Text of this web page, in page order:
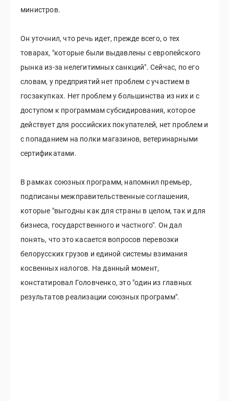
министров.
Он уточнил, что речь идет, прежде всего, о тех
товарах, "которые были выдавлены с европейского
рынка из-за нелегитимных санкций". Сейчас, по его
словам, у предприятий нет проблем с участием в
госзакупках. Нет проблем у большинства из них и с
доступом к программам субсидирования, которое
действует для российских покупателей, нет проблем и
с попаданием на полки магазинов, ветеринарными
сертификатами.
В рамках союзных программ, напомнил премьер,
подписаны межправительственные соглашения,
которые "выгодны как для страны в целом, так и для
бизнеса, государственного и частного". Он дал
понять, что это касается вопросов перевозки
белорусских грузов и единой системы взимания
косвенных налогов. На данный момент,
констатировал Головченко, это "один из главных
результатов реализации союзных программ".